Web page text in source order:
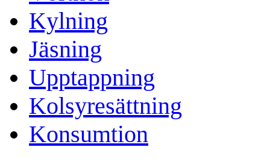
Kylning
Jäsning
Upptappning
Kolsyresättning
Konsumtion